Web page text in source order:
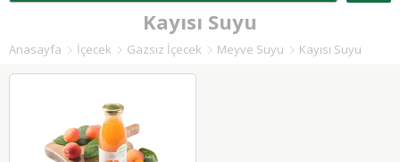
Kayısı Suyu
Anasayfa İçecek Gazsız İçecek Meyve Suyu Kayısı Suyu